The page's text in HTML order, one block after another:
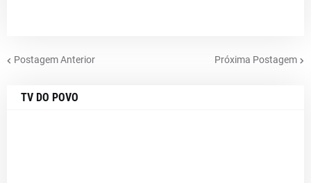
Postagem Anterior Próxima Postagem
TV DO POVO